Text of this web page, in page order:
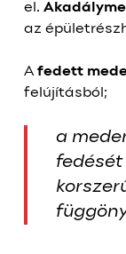
el.
az
A fedett
felújításból;
a
fedését